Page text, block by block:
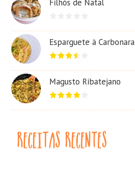
Filhós de Natal
Esparguete à Carbonara
Magusto Ribatejano